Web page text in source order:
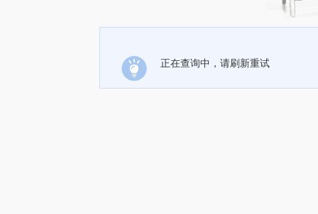
正在查询中，请刷新重试